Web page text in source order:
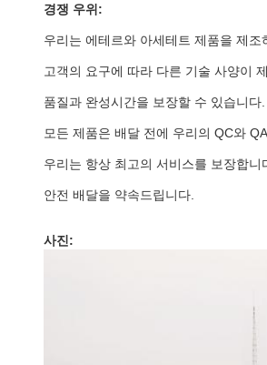
경쟁 우위:
우리는 에테르와 아세테트 제품을 제
고객의 요구에 따라 다른 기술 사양이
품질과 완성시간을 보장할 수 있습니다.
모든 제품은 배달 전에 우리의 QC와
우리는 항상 최고의 서비스를 보장합니
안전 배달을 약속드립니다.
사진: